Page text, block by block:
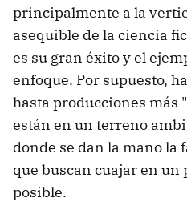
principalmente a la
asequible de la ciencia
es su gran éxito y el
enfoque. Por supuesto,
hasta producciones más
están en un terreno
donde se dan la mano la
que buscan cuajar en
posible.